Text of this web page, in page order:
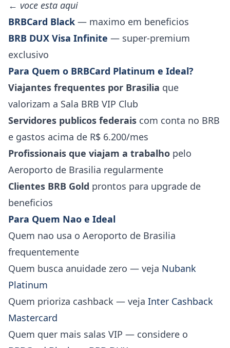
← voce esta aqui
BRBCard Black — maximo em beneficios
BRB DUX Visa Infinite — super-premium
exclusivo
Para Quem o BRBCard Platinum e Ideal?
Viajantes frequentes por Brasilia que
valorizam a Sala BRB VIP Club
Servidores publicos federais com conta no BRB
e gastos acima de R$ 6.200/mes
Profissionais que viajam a trabalho pelo
Aeroporto de Brasilia regularmente
Clientes BRB Gold prontos para upgrade de
beneficios
Para Quem Nao e Ideal
Quem nao usa o Aeroporto de Brasilia
frequentemente
Quem busca anuidade zero — veja Nubank
Platinum
Quem prioriza cashback — veja Inter Cashback
Mastercard
Quem quer mais salas VIP — considere o